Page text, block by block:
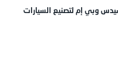
وبي إم لتصنيع السيارات